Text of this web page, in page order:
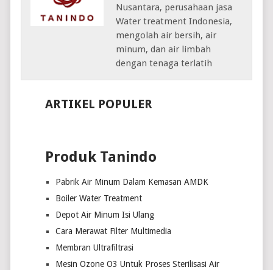
Nusantara, perusahaan jasa
Water treatment Indonesia,
mengolah air bersih, air
minum, dan air limbah
dengan tenaga terlatih
ARTIKEL POPULER
Produk Tanindo
Pabrik Air Minum Dalam Kemasan AMDK
Boiler Water Treatment
Depot Air Minum Isi Ulang
Cara Merawat Filter Multimedia
Membran Ultrafiltrasi
Mesin Ozone O3 Untuk Proses Sterilisasi Air